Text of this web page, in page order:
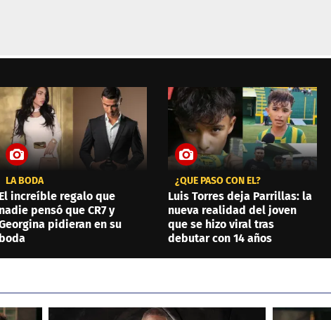
LA BODA
El increíble regalo que
nadie pensó que CR7 y
pidieran en su
boda
¿QUÉ PASÓ CON ÉL?
Luis Torres deja Parrillas: la
nueva realidad del joven
que se hizo viral tras
debutar con 14 años